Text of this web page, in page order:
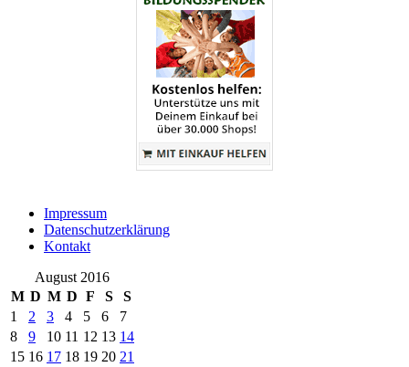
Impressum
Datenschutzerklärung
Kontakt
August 2016
M D M D F S
S
1
2 3 4 5 6
7
8
9 10 11 12 13 14
15 16 17 18 19 20 21